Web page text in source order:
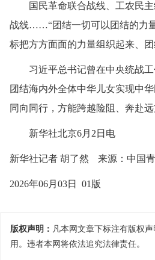
国民革命联合战线、工农民
战线……“团结一切可以团结的力
标把方方面面的力量组织起来、
习近平总书记曾在中央统战
团结海内外全体中华儿女实现中
同向同行，方能跨越险阻、奔赴远
新华社北京6月2日电
新华社记者 胡了然 来源：中国
2026年06月03日 01版
版权声明： 凡本网文章下标注有版权
用。违者本网将依法追究法律责任。